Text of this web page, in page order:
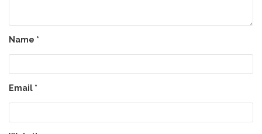
Name *
Email *